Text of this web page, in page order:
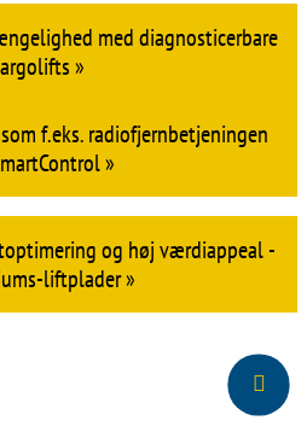
med diagnosticerbare
»